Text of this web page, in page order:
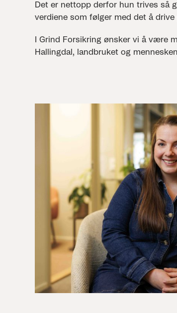
Det er nettopp derfor hun trives så
verdiene som følger med det å
I Grind Forsikring ønsker vi å være
Hallingdal, landbruket og